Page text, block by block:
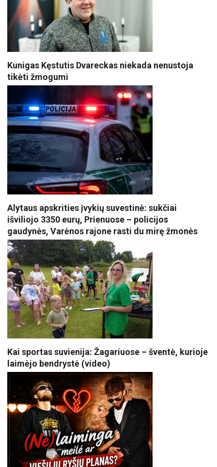
Kunigas Kęstutis Dvareckas niekada nenustoja
tikėti žmogumi
Alytaus apskrities įvykių suvestinė: sukčiai
išviliojo 3350 eurų, Prienuose – policijos
gaudynės, Varėnos rajone rasti du mirę žmonės
Kai sportas suvienija: Žagariuose – šventė, kurioje
laimėjo bendrystė (video)